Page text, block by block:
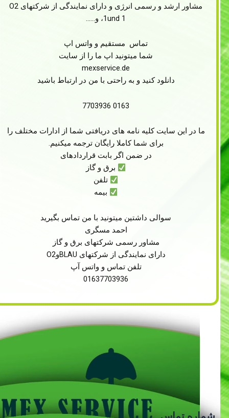
مشاور ارشد و رسمی انرژی و دارای نمایندگی از شرکتهای O2
،‌1und 1 و……
تماس مستقیم و واتس اپ
شما میتونید اپ ما را از سایت
mexservice.de
دانلود کنید و به راحتی با من در ارتباط باشید
0163 7703936
ما در این سایت کلیه نامه های دریافتی شما از ادارات مختلف را
برای شما کاملا رایگان ترجمه میکنیم.
در ضمن اگر بابت قراردادهای
برق و گاز
تلفن
بیمه
سوالی داشتین میتونید با من تماس بگیرید
احمد مسگری
مشاور رسمی شرکتهای برق و گاز
دارای نمایندگی از شرکتهای BLAUوO2
تلفن تماس و واتس آپ
01637703936